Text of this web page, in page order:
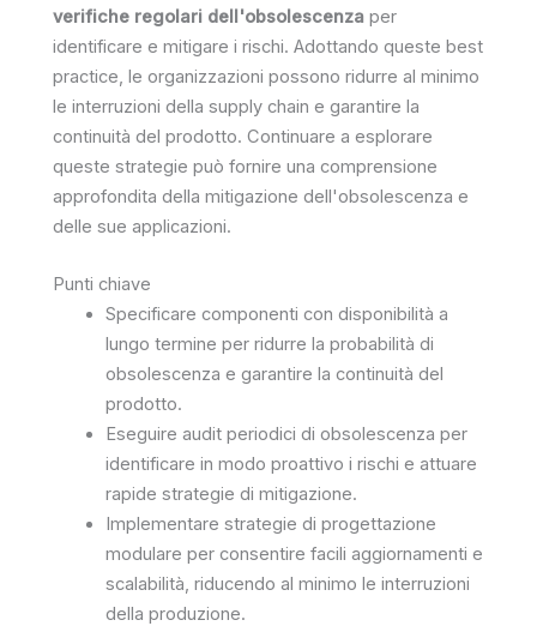
verifiche regolari dell'obsolescenza per
identificare e mitigare i rischi. Adottando queste best
practice, le organizzazioni possono ridurre al minimo
le interruzioni della supply chain e garantire la
continuità del prodotto. Continuare a esplorare
queste strategie può fornire una comprensione
approfondita della mitigazione dell'obsolescenza e
delle sue applicazioni.
Punti chiave
Specificare componenti con disponibilità a
lungo termine per ridurre la probabilità di
obsolescenza e garantire la continuità del
prodotto.
Eseguire audit periodici di obsolescenza per
identificare in modo proattivo i rischi e attuare
rapide strategie di mitigazione.
Implementare strategie di progettazione
modulare per consentire facili aggiornamenti e
scalabilità, riducendo al minimo le interruzioni
della produzione.